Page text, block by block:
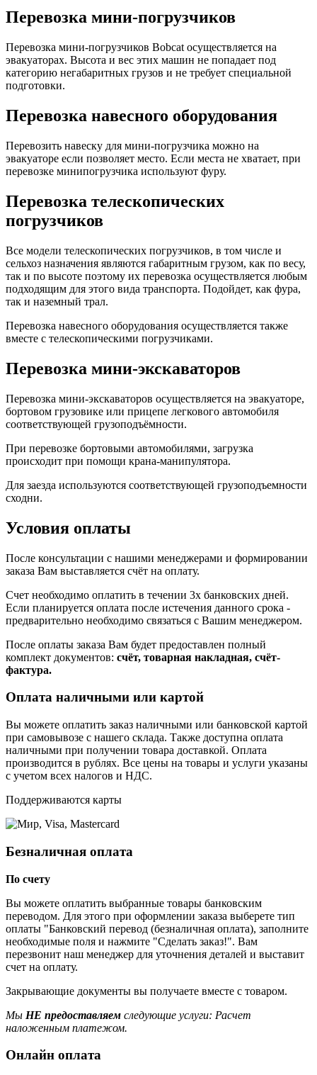
Перевозка мини-погрузчиков
Перевозка мини-погрузчиков Bobcat осуществляется на
эвакуаторах. Высота и вес этих машин не попадает под
категорию негабаритных грузов и не требует специальной
подготовки.
Перевозка навесного оборудования
Перевозить навеску для мини-погрузчика можно на
эвакуаторе если позволяет место. Если места не хватает, при
перевозке минипогрузчика используют фуру.
Перевозка телескопических
погрузчиков
Все модели телескопических погрузчиков, в том числе и
сельхоз назначения являются габаритным грузом, как по весу,
так и по высоте поэтому их перевозка осуществляется любым
подходящим для этого вида транспорта. Подойдет, как фура,
так и наземный трал.
Перевозка навесного оборудования осуществляется также
вместе с телескопическими погрузчиками.
Перевозка мини-экскаваторов
Перевозка мини-экскаваторов осуществляется на эвакуаторе,
бортовом грузовике или прицепе легкового автомобиля
соответствующей грузоподъёмности.
При перевозке бортовыми автомобилями, загрузка
происходит при помощи крана-манипулятора.
Для заезда используются соответствующей грузоподъемности
сходни.
Условия оплаты
После консультации с нашими менеджерами и формировании
заказа Вам выставляется счёт на оплату.
Счет необходимо оплатить в течении 3х банковских дней.
Если планируется оплата после истечения данного срока -
предварительно необходимо связаться с Вашим менеджером.
После оплаты заказа Вам будет предоставлен полный
комплект документов: счёт, товарная накладная, счёт-
фактура.
Оплата наличными или картой
Вы можете оплатить заказ наличными или банковской картой
при самовывозе с нашего склада. Также доступна оплата
наличными при получении товара доставкой. Оплата
производится в рублях. Все цены на товары и услуги указаны
с учетом всех налогов и НДС.
Поддерживаются карты
Безналичная оплата
По счету
Вы можете оплатить выбранные товары банковским
переводом. Для этого при оформлении заказа выберете тип
оплаты "Банковский перевод (безналичная оплата), заполните
необходимые поля и нажмите "Сделать заказ!". Вам
перезвонит наш менеджер для уточнения деталей и выставит
счет на оплату.
Закрывающие документы вы получаете вместе с товаром.
Мы НЕ предоставляем следующие услуги: Расчет
наложенным платежом.
Онлайн оплата